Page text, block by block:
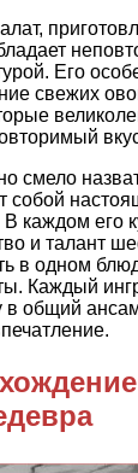
Его
свежих
смело
собой
В каждом его
и талант
в одном
Каждый
общий